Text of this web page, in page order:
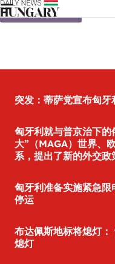
Skip to content
突发：蒂萨党宣布匈
匈牙利就与普京治下
大”（MAGA）世界、
系，提出了新的外交政
匈牙利准备实施紧急
停运
布达佩斯地标将熄灯
熄灯